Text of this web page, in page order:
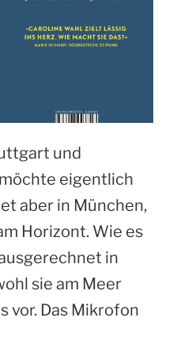
und
eigentlich
aber in München,
Horizont. Wie es
in
sie am Meer
vor. Das Mikrofon